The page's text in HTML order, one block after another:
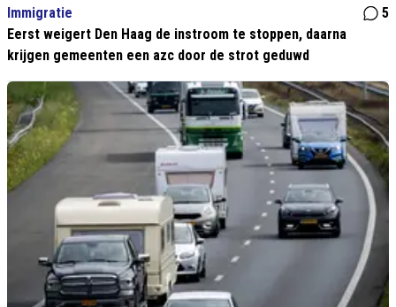
Immigratie
5
Eerst weigert Den Haag de instroom te stoppen, daarna
krijgen gemeenten een azc door de strot geduwd